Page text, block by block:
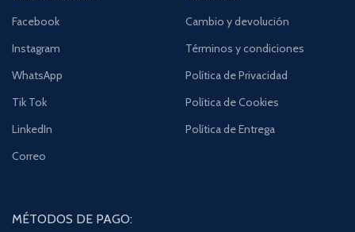
Facebook
Instagram
WhatsApp
Tik Tok
LinkedIn
Correo
Cambio y devolución
Términos y condiciones
Política de Privacidad
Política de Cookies
Política de Entrega
MÉTODOS DE PAGO: